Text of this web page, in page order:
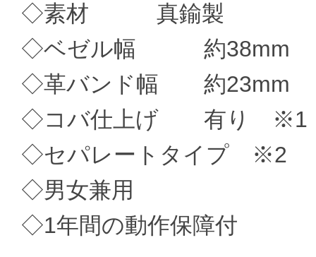
◇素材 真鍮製
◇ベゼル幅 約38mm
◇革バンド幅 約23mm
◇コバ仕上げ 有り ※1
◇セパレートタイプ ※2
◇男女兼用
◇1年間の動作保障付